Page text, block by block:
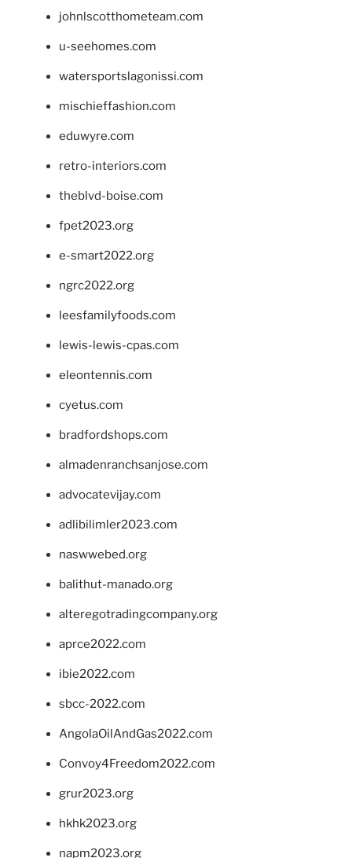
johnlscotthometeam.com
u-seehomes.com
watersportslagonissi.com
mischieffashion.com
eduwyre.com
retro-interiors.com
theblvd-boise.com
fpet2023.org
e-smart2022.org
ngrc2022.org
leesfamilyfoods.com
lewis-lewis-cpas.com
eleontennis.com
cyetus.com
bradfordshops.com
almadenranchsanjose.com
advocatevijay.com
adlibilimler2023.com
naswwebed.org
balithut-manado.org
alteregotradingcompany.org
aprce2022.com
ibie2022.com
sbcc-2022.com
AngolaOilAndGas2022.com
Convoy4Freedom2022.com
grur2023.org
hkhk2023.org
napm2023.org